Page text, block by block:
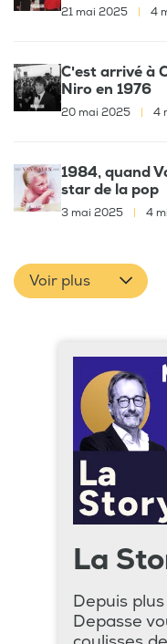
21 mai 2025 4
C'est arrivé à
Niro en 1976
20 mai 2025 4
1984, quand
star de la pop
3 mai 2025 4
Voir plus
La
Depuis
Depasse